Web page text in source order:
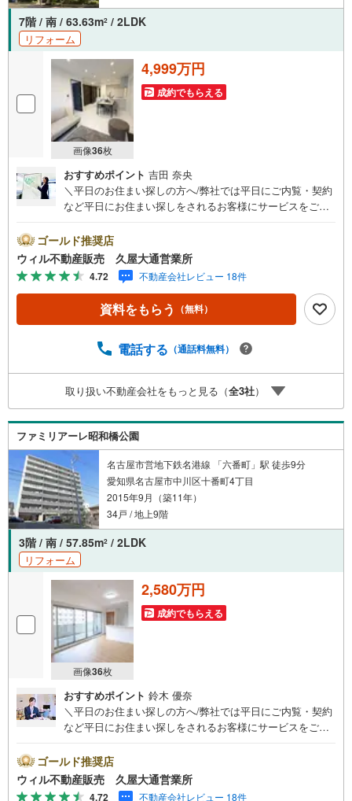
7階 / 南 / 63.63m2 / 2LDK
リフォーム
画像36枚
4,999万円
成約でもらえる
おすすめポイント 吉田 奈央
＼平日のお住まい探しの方へ/弊社では平日にご内覧・契約
など平日にお住まい探しをされるお客様にサービスをご用
時まで”毎日”営業しています。事前にご予約頂きましたら営
業時間外でのご内覧もご対応いたします。＼本物件の他に
も気になる物件がある方へ/不動産業者間で不動産情報が共
有されているので、名古屋市全域や、その他隣接エリアで
もご内覧が可能です！ 【ウィル不動産販売 久屋大通営業
所】◎地下鉄東山線「栄」駅7A出口から徒歩1分、名城線
ズスペースあり◎営業時間 10:00～19:00（定休日無し） 上
軽にご連絡下さい！現地を見学される場合は「室内・現地
を見学する（無料）」ボタンよりご希望の日時をご記入い
ただけますとスムーズにご案内が可能です。
ゴールド推奨店
ウィル不動産販売 久屋大通営業所
4.72 不動産会社レビュー 18件
資料をもらう （無料）
電話する （通話料無料）
取り扱い不動産会社をもっと見る（全3社）
ファミリアーレ昭和橋公園
名古屋市営地下鉄名港線 「六番町」駅 徒歩9分
愛知県名古屋市中川区十番町4丁目
2015年9月（築11年）
34戸 / 地上9階
3階 / 南 / 57.85m2 / 2LDK
リフォーム
画像36枚
2,580万円
成約でもらえる
おすすめポイント 鈴木 優奈
＼平日のお住まい探しの方へ/弊社では平日にご内覧・契約
など平日にお住まい探しをされるお客様にサービスをご用
時まで”毎日”営業しています。事前にご予約頂きましたら営
業時間外でのご内覧もご対応いたします。＼本物件の他に
も気になる物件がある方へ/不動産業者間で不動産情報が共
ゴールド推奨店
ウィル不動産販売 久屋大通営業所
4.72 不動産会社レビュー 18件